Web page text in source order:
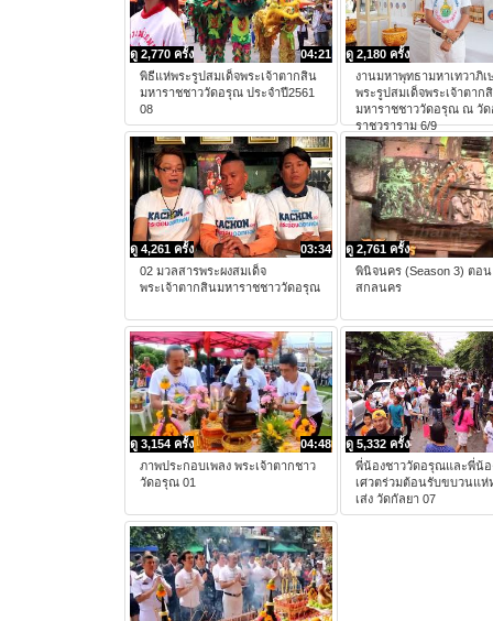
04:21
ดู 2,770 ครั้ง
พิธีแห่พระรูปสมเด็จพระเจ้าตากสิน
มหาราชชาววัดอรุณ ประจำปี2561
08
ดู 2,180 ครั้ง
งานมหาพุทธามหาเทวาภิเ
พระรูปสมเด็จพระเจ้าตาก
มหาราชชาววัดอรุณ ณ วั
ราชวราราม 6/9
03:34
ดู 4,261 ครั้ง
02 มวลสารพระผงสมเด็จ
พระเจ้าตากสินมหาราชชาววัดอรุณ
ดู 2,761 ครั้ง
พินิจนคร (Season 3) ตอน
สกลนคร
04:48
ดู 3,154 ครั้ง
ภาพประกอบเพลง พระเจ้าตากชาว
วัดอรุณ 01
ดู 5,332 ครั้ง
พี่น้องชาววัดอรุณและพี่น้อ
เศวตร่วมต้อนรับขบวนแห่
เส่ง วัดกัลยา 07